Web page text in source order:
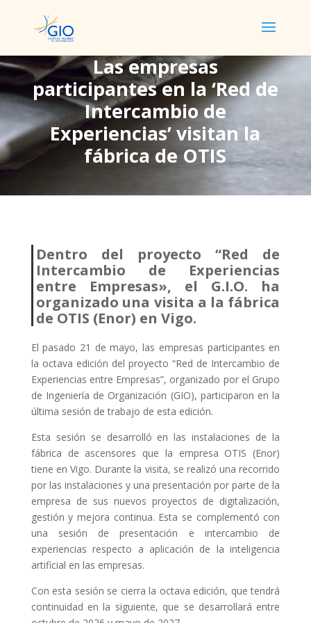
Las empresas
participantes en la ‘Red
de Intercambio de
Experiencias’ visitan la
fábrica de OTIS
Las empresas
participantes en la ‘Red de
Intercambio de
Experiencias’ visitan la
fábrica de OTIS
Dentro del proyecto “Red de
Intercambio de Experiencias
entre Empresas», el G.I.O. ha
organizado una visita a la fábrica
de OTIS (Enor) en Vigo.
El pasado 21 de mayo, las empresas participantes en
la octava edición del proyecto “Red de Intercambio de
Experiencias entre Empresas”, organizado por el Grupo
de Ingeniería de Organización (GIO), participaron en la
última sesión de trabajo de esta edición.
Esta sesión se desarrolló en las instalaciones de la
fábrica de ascensores que la empresa OTIS (Enor)
tiene en Vigo. Durante la visita, se realizó una recorrido
por las instalaciones y una presentación por parte de la
empresa de sus nuevos proyectos de digitalización,
gestión y mejora continua. Esta se complementó con
una sesión de presentación e intercambio de
experiencias respecto a aplicación de la inteligencia
artificial en las empresas.
Con esta sesión se cierra la octava edición, que tendrá
continuidad en la siguiente, que se desarrollará entre